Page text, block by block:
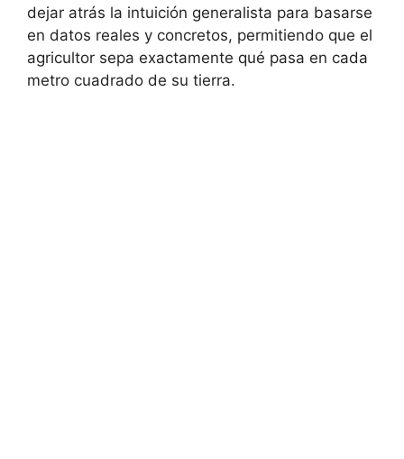
dejar atrás la intuición generalista para basarse
en datos reales y concretos, permitiendo que el
agricultor sepa exactamente qué pasa en cada
metro cuadrado de su tierra.